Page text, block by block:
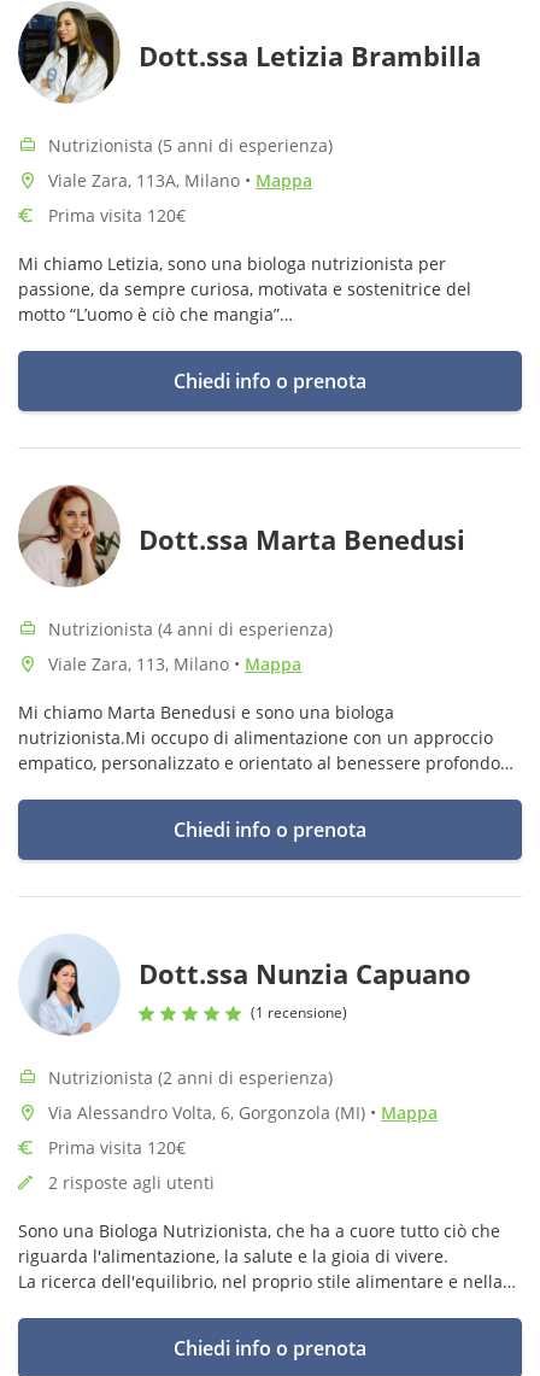
Dott.ssa Letizia Brambilla
Nutrizionista (5 anni di esperienza)
Viale Zara, 113A, Milano • Mappa
Prima visita 120€
Mi chiamo Letizia, sono una biologa nutrizionista per
passione, da sempre curiosa, motivata e sostenitrice del
motto “L’uomo è ciò che mangia”
Chiedi info o prenota
Dott.ssa Marta Benedusi
Nutrizionista (4 anni di esperienza)
Viale Zara, 113, Milano • Mappa
Mi chiamo Marta Benedusi e sono una biologa
nutrizionista.Mi occupo di alimentazione con un approccio
empatico, personalizzato e orientato al benessere profondo
Chiedi info o prenota
Dott.ssa Nunzia Capuano
(1 recensione)
Nutrizionista (2 anni di esperienza)
Via Alessandro Volta, 6, Gorgonzola (MI) • Mappa
Prima visita 120€
2 risposte agli utenti
Sono una Biologa Nutrizionista, che ha a cuore tutto ciò che
riguarda l'alimentazione, la salute e la gioia di vivere.
La ricerca dell'equilibrio, nel proprio stile alimentare e nella
Chiedi info o prenota